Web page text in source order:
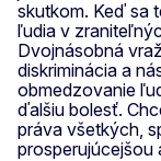
skutkom. Keď sa
ľudia v
Dvojnásobná
diskriminácia a
obmedzovanie
ďalšiu bolesť.
práva všetkých,